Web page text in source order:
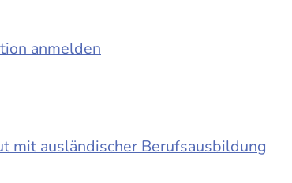
anmelden
mit ausländischer Berufsausbildung